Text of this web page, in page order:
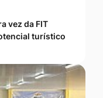
vez da FIT
turístico